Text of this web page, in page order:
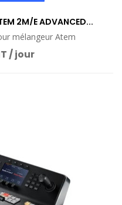
2M/E ADVANCED...
mélangeur Atem
/ jour